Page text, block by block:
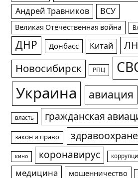
Андрей Травников ВСУ
Великая Отечественная война
ДНР Донбасс Китай
Новосибирск РПЦ
Украина авиация
власть гражданская
закон и право
кино коронавирус
медицина
мошенничество